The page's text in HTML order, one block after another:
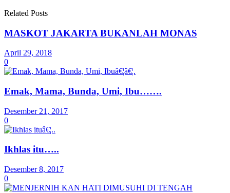
Related Posts
MASKOT JAKARTA BUKANLAH MONAS
April 29, 2018
0
Emak, Mama, Bunda, Umi, Ibu…….
Desember 21, 2017
0
Ikhlas itu…..
Desember 8, 2017
0